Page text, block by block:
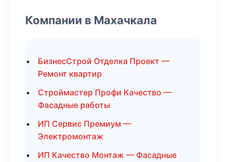
Компании в Махачкала
БизнесСтрой Отделка Проект —
Ремонт квартир
Строймастер Профи Качество —
Фасадные работы
ИП Сервис Премиум —
Электромонтаж
ИП Качество Монтаж — Фасадные